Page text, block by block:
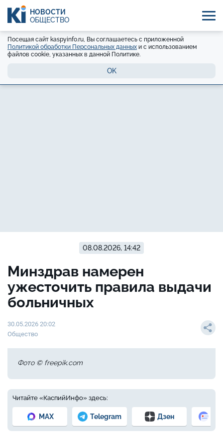
НОВОСТИ
ОБЩЕСТВО
Посещая сайт kaspyinfo.ru, Вы соглашаетесь с приложенной
Политикой обработки Персональных данных и с использованием
файлов cookie, указанных в данной Политике.
OK
08.08.2026, 14:42
Минздрав намерен
ужесточить правила выдачи
больничных
30.05.2026 20:02
Общество
Фото © freepik.com
Читайте «КаспийИнфо» здесь:
MAX Telegram Дзен